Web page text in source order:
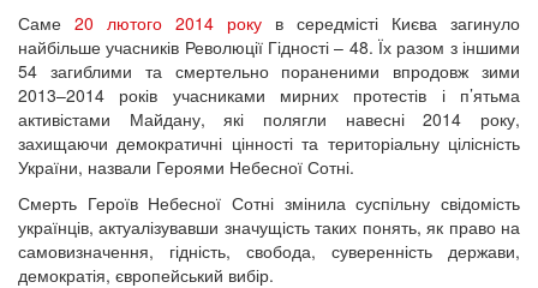
Саме 20 лютого 2014 року в середмісті Києва загинуло
найбільше учасників Революції Гідності – 48. Їх разом з іншими
54 загиблими та смертельно пораненими впродовж зими
2013–2014 років учасниками мирних протестів і п’ятьма
активістами Майдану, які полягли навесні 2014 року,
захищаючи демократичні цінності та територіальну цілісність
України, назвали Героями Небесної Сотні.
Смерть Героїв Небесної Сотні змінила суспільну свідомість
українців, актуалізувавши значущість таких понять, як право на
самовизначення, гідність, свобода, суверенність держави,
демократія, європейський вибір.